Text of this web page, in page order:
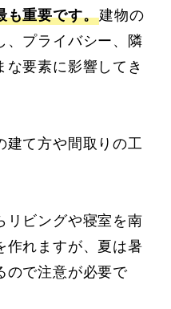
も重要です。建物の
、プライバシー、隣
要素に影響してき
建て方や間取りの工
リビングや寝室を南
作れますが、夏は暑
ので注意が必要で